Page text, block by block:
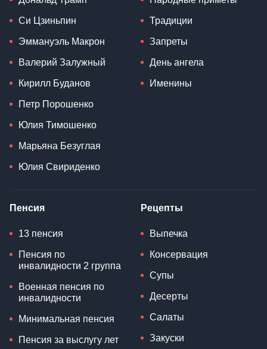
Си Цзиньпин
Эммануэль Макрон
Валерий Залужный
Кирилл Буданов
Петр Порошенко
Юлия Тимошенко
Марьяна Безуглая
Юлия Свириденко
Традиции
Запреты
День ангела
Именины
Пенсия
13 пенсия
Пенсия по
инвалидности 2 группа
Военная пенсия по
инвалидности
Минимальная пенсия
Пенсия за выслугу лет
Рецепты
Выпечка
Консервация
Супы
Десерты
Салаты
Закуски